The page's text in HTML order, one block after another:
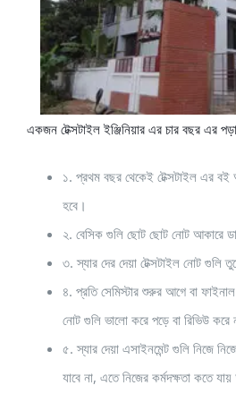
একজন টেক্সটাইল ইঞ্জিনিয়ার এর চার বছর এর পড়া
১. প্রথম বছর থেকেই টেক্সটাইল এর
হবে।
২. বেসিক গুলি ছোট ছোট নোট আকারে
৩. স্যার দের দেয়া টেক্সটাইল নোট গুলি
৪. প্রতি সেমিস্টার শুরুর আগে বা
নোট গুলি ভালো করে পড়ে বা রিভিউ করে
৫. স্যার দেয়া এসাইনমেন্ট গুলি নিজে
যাবে না, এতে নিজের কর্মদক্ষতা কতে